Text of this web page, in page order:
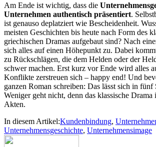
Am Ende ist wichtig, dass die
Unternehmen authentisch präsentiert.
ist genauso deplatziert wie Bescheidenheit.
meisten Geschichten bis heute nach Form des
griechischen Dramas aufgebaut sind? Nach
sich alles auf einen Höhepunkt zu. Dabei
zu Rückschlägen, die dem Helden oder der
schwer machen. Erst kurz vor Ende wird alles
Konflikte zerstreuen sich – happy end! Und
ganzen Roman schreiben: Das lässt sich in fünf
Weniger geht nicht, denn das klassische
Akten.
In diesem Artikel:Kundenbindung,
Unternehmensgeschichte, Unternehmensimage